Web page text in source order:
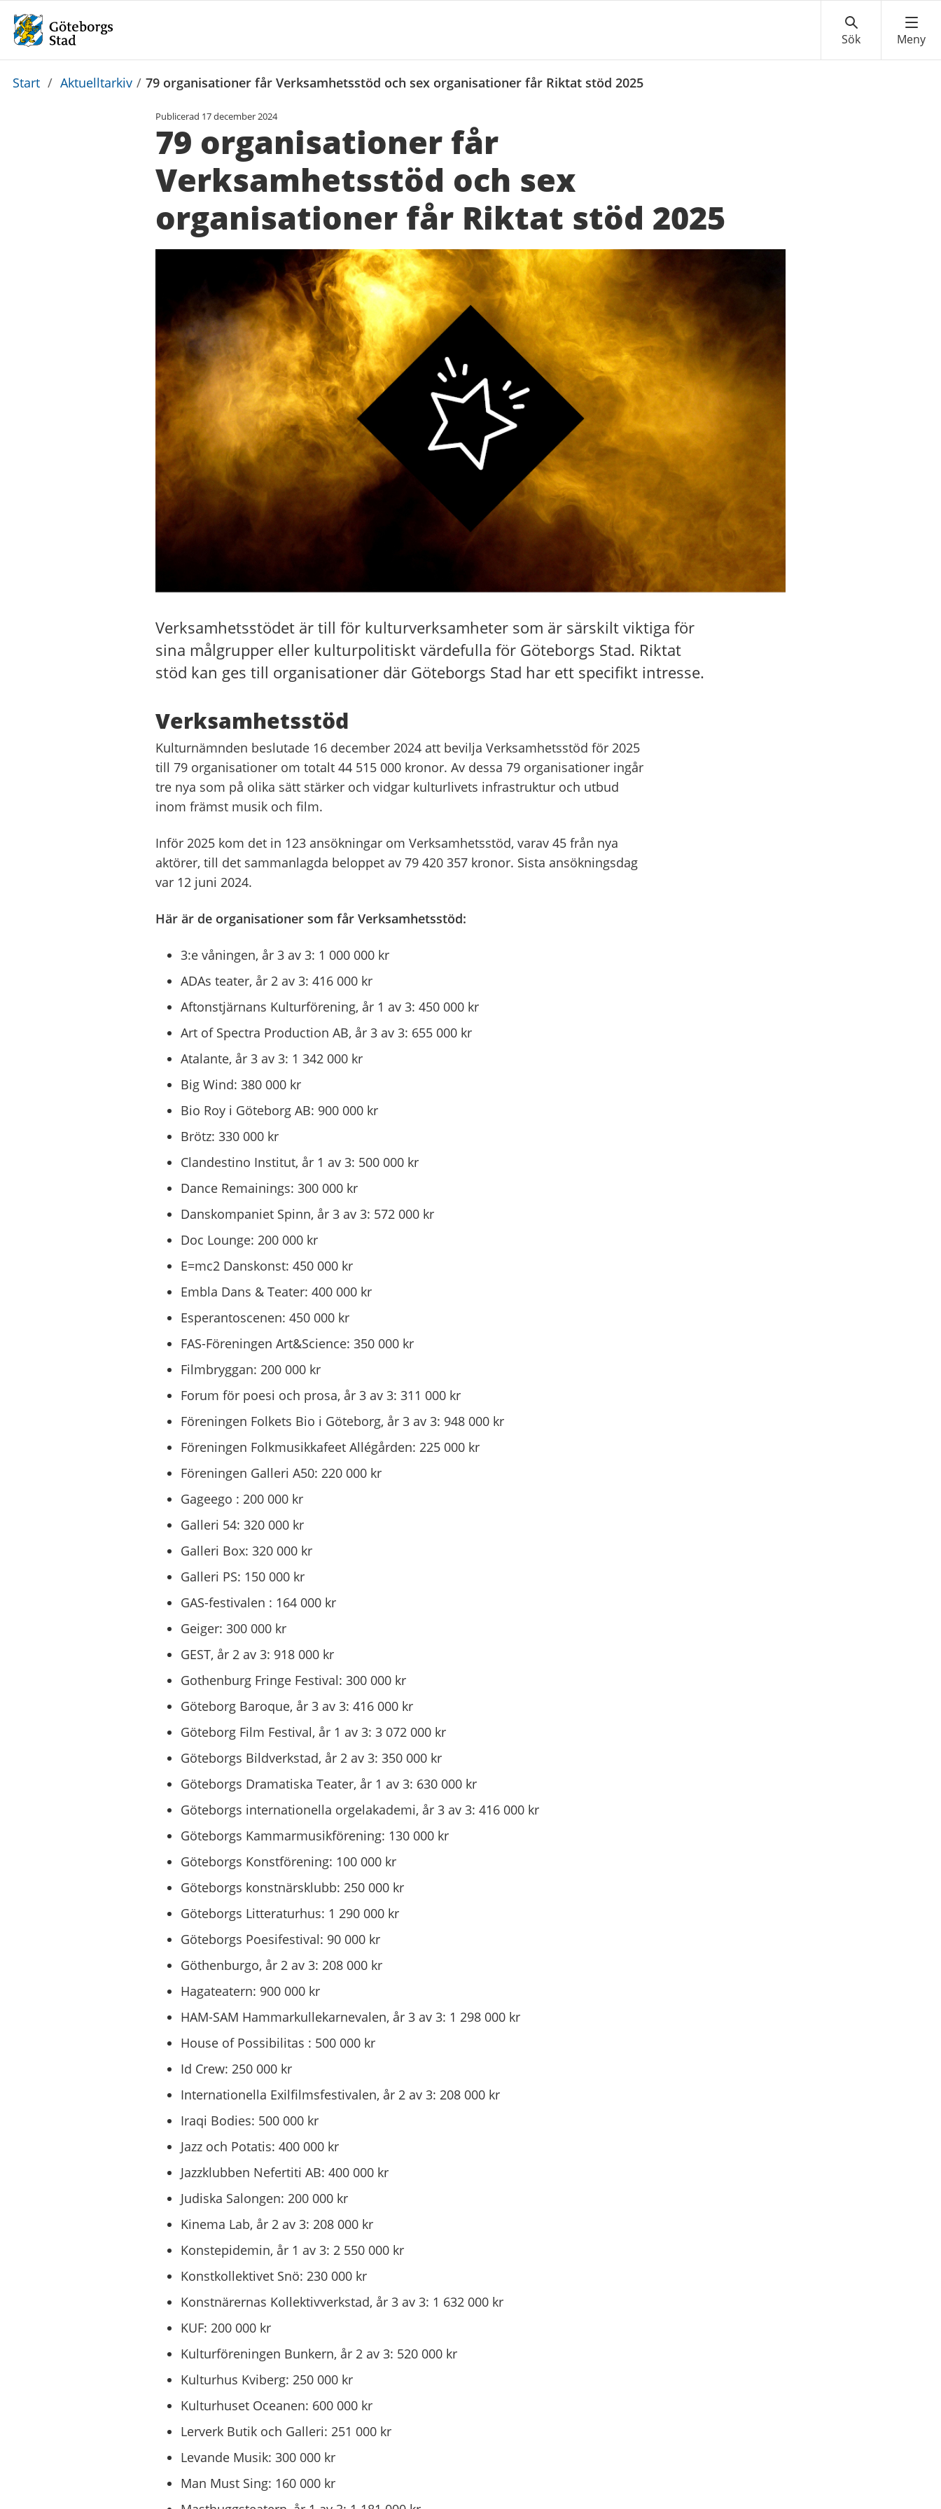
Du
Start / Aktuelltarkiv / 79 organisationer får Verksamhetsstöd och sex organisationer får Riktat stöd 2025
Publicerad 17 december 2024
79 organisationer får
Verksamhetsstöd och sex
organisationer får Riktat stöd 2025
Verksamhetsstödet är till för kulturverksamheter som är särskilt viktiga för
sina målgrupper eller kulturpolitiskt värdefulla för Göteborgs Stad. Riktat
stöd kan ges till organisationer där Göteborgs Stad har ett specifikt intresse.
Verksamhetsstöd
Kulturnämnden beslutade 16 december 2024 att bevilja Verksamhetsstöd för 2025
till 79 organisationer om totalt 44 515 000 kronor. Av dessa 79 organisationer ingår
tre nya som på olika sätt stärker och vidgar kulturlivets infrastruktur och utbud
inom främst musik och film.
Inför 2025 kom det in 123 ansökningar om Verksamhetsstöd, varav 45 från nya
aktörer, till det sammanlagda beloppet av 79 420 357 kronor. Sista ansökningsdag
var 12 juni 2024.
Här är de organisationer som får Verksamhetsstöd:
3:e våningen, år 3 av 3: 1 000 000 kr
ADAs teater, år 2 av 3: 416 000 kr
Aftonstjärnans Kulturförening, år 1 av 3: 450 000 kr
Art of Spectra Production AB, år 3 av 3: 655 000 kr
Atalante, år 3 av 3: 1 342 000 kr
Big Wind: 380 000 kr
Bio Roy i Göteborg AB: 900 000 kr
Brötz: 330 000 kr
Clandestino Institut, år 1 av 3: 500 000 kr
Dance Remainings: 300 000 kr
Danskompaniet Spinn, år 3 av 3: 572 000 kr
Doc Lounge: 200 000 kr
E=mc2 Danskonst: 450 000 kr
Embla Dans & Teater: 400 000 kr
Esperantoscenen: 450 000 kr
FAS-Föreningen Art&Science: 350 000 kr
Filmbryggan: 200 000 kr
Forum för poesi och prosa, år 3 av 3: 311 000 kr
Föreningen Folkets Bio i Göteborg, år 3 av 3: 948 000 kr
Föreningen Folkmusikkafeet Allégården: 225 000 kr
Föreningen Galleri A50: 220 000 kr
Gageego : 200 000 kr
Galleri 54: 320 000 kr
Galleri Box: 320 000 kr
Galleri PS: 150 000 kr
GAS-festivalen : 164 000 kr
Geiger: 300 000 kr
GEST, år 2 av 3: 918 000 kr
Gothenburg Fringe Festival: 300 000 kr
Göteborg Baroque, år 3 av 3: 416 000 kr
Göteborg Film Festival, år 1 av 3: 3 072 000 kr
Göteborgs Bildverkstad, år 2 av 3: 350 000 kr
Göteborgs Dramatiska Teater, år 1 av 3: 630 000 kr
Göteborgs internationella orgelakademi, år 3 av 3: 416 000 kr
Göteborgs Kammarmusikförening: 130 000 kr
Göteborgs Konstförening: 100 000 kr
Göteborgs konstnärsklubb: 250 000 kr
Göteborgs Litteraturhus: 1 290 000 kr
Göteborgs Poesifestival: 90 000 kr
Göthenburgo, år 2 av 3: 208 000 kr
Hagateatern: 900 000 kr
HAM-SAM Hammarkullekarnevalen, år 3 av 3: 1 298 000 kr
House of Possibilitas : 500 000 kr
Id Crew: 250 000 kr
Internationella Exilfilmsfestivalen, år 2 av 3: 208 000 kr
Iraqi Bodies: 500 000 kr
Jazz och Potatis: 400 000 kr
Jazzklubben Nefertiti AB: 400 000 kr
Judiska Salongen: 200 000 kr
Kinema Lab, år 2 av 3: 208 000 kr
Konstepidemin, år 1 av 3: 2 550 000 kr
Konstkollektivet Snö: 230 000 kr
Konstnärernas Kollektivverkstad, år 3 av 3: 1 632 000 kr
KUF: 200 000 kr
Kulturföreningen Bunkern, år 2 av 3: 520 000 kr
Kulturhus Kviberg: 250 000 kr
Kulturhuset Oceanen: 600 000 kr
Lerverk Butik och Galleri: 251 000 kr
Levande Musik: 300 000 kr
Man Must Sing: 160 000 kr